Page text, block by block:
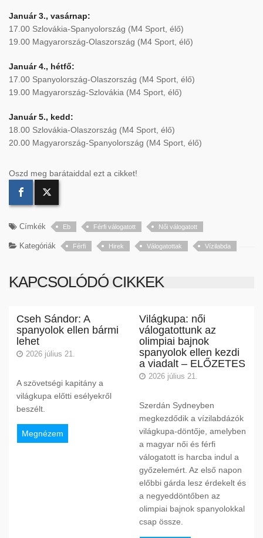
Január 3., vasárnap:
17.00 Szlovákia-Spanyolország (M4 Sport, élő)
19.00 Magyarország-Olaszország (M4 Sport, élő)
Január 4., hétfő:
17.00 Spanyolország-Olaszország (M4 Sport, élő)
19.00 Magyarország-Szlovákia (M4 Sport, élő)
Január 5., kedd:
18.00 Szlovákia-Olaszország (M4 Sport, élő)
20.00 Magyarország-Spanyolország (M4 Sport, élő)
Oszd meg barátaiddal ezt a cikket!
Címkék Eb Férfi válogatott Női válogatott
Kategóriák Férfi Hirek Válogatottak Vízilabda
KAPCSOLÓDÓ CIKKEK
Cseh Sándor: A
spanyolok ellen bármi
lehet
2026 július 21.
A szövetségi kapitány a
világkupa előtti esélyekről
beszélt.
Megnézem
Világkupa: női
válogatottunk az
olimpiai bajnok
spanyolok ellen kezdi
a viadalt – ELŐZETES
2026 július 21.
Szerdán Sydneyben
megkezdődik a vízilabdázók
világkupa-döntője, amelyben
a magyar női és férfi
válogatott is harcba indul a
győzelemért. Az első napon
előbbi gárda lesz érdekelt és
a negyeddöntőben az
olimpiai bajnok spanyolokkal
csap össze.